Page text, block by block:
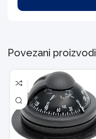
Povezani proizvodi